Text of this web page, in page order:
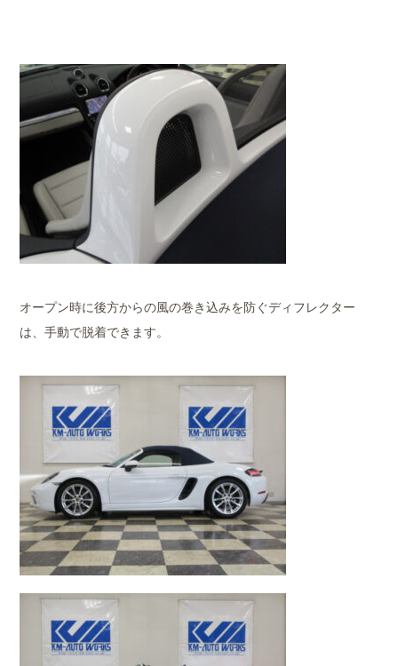
オープン時に後方からの風の巻き込みを防ぐディフレクター
は、手動で脱着できます。